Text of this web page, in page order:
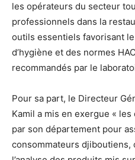
les opérateurs du secteur
professionnels dans la
outils essentiels favorisant
d’hygiène et des normes
recommandés par le
Pour sa part, le Directeur
Kamil a mis en exergue «
par son département pour
consommateurs djiboutiens,